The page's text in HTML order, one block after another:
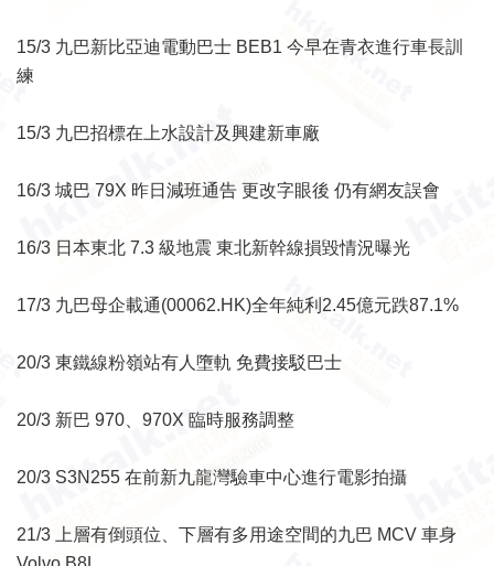
15/3 九巴新比亞迪電動巴士 BEB1 今早在青衣進行車長訓
練
15/3 九巴招標在上水設計及興建新車廠
16/3 城巴 79X 昨日減班通告 更改字眼後 仍有網友誤會
16/3 日本東北 7.3 級地震 東北新幹線損毀情況曝光
17/3 九巴母企載通(00062.HK)全年純利2.45億元跌87.1%
20/3 東鐵線粉嶺站有人墮軌 免費接駁巴士
20/3 新巴 970、970X 臨時服務調整
20/3 S3N255 在前新九龍灣驗車中心進行電影拍攝
21/3 上層有倒頭位、下層有多用途空間的九巴 MCV 車身